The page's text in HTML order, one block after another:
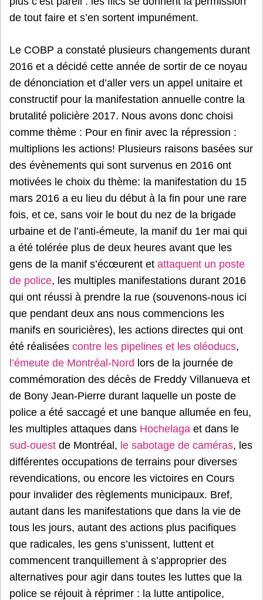
de tout faire et s’en sortent impunément.
Le COBP a constaté plusieurs changements durant
2016 et a décidé cette année de sortir de ce noyau
de dénonciation et d’aller vers un appel unitaire et
constructif pour la manifestation annuelle contre la
brutalité policière 2017. Nous avons donc choisi
comme thème : Pour en finir avec la répression :
multiplions les actions! Plusieurs raisons basées sur
des évènements qui sont survenus en 2016 ont
motivées le choix du thème: la manifestation du 15
mars 2016 a eu lieu du début à la fin pour une rare
fois, et ce, sans voir le bout du nez de la brigade
urbaine et de l’anti-émeute, la manif du 1er mai qui
a été tolérée plus de deux heures avant que les
gens de la manif s’écœurent et attaquent un poste
de police, les multiples manifestations durant 2016
qui ont réussi à prendre la rue (souvenons-nous ici
que pendant deux ans nous commencions les
manifs en souricières), les actions directes qui ont
été réalisées contre les pipelines et les oléoducs,
l’émeute de Montréal-Nord lors de la journée de
commémoration des décès de Freddy Villanueva et
de Bony Jean-Pierre durant laquelle un poste de
police a été saccagé et une banque allumée en feu,
les multiples attaques dans Hochelaga et dans le
sud-ouest de Montréal, le sabotage de caméras, les
différentes occupations de terrains pour diverses
revendications, ou encore les victoires en Cours
pour invalider des règlements municipaux. Bref,
autant dans les manifestations que dans la vie de
tous les jours, autant des actions plus pacifiques
que radicales, les gens s’unissent, luttent et
commencent tranquillement à s’approprier des
alternatives pour agir dans toutes les luttes que la
police se réjouit à réprimer : la lutte antipolice,